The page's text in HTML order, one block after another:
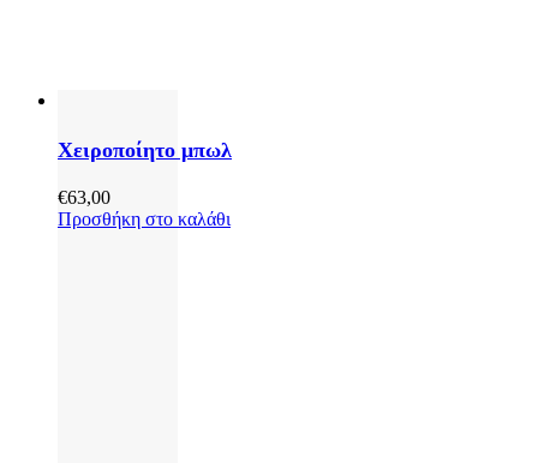
Χειροποίητο μπωλ
€63,00
Προσθήκη στο καλάθι